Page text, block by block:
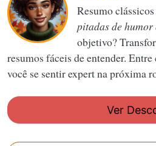
Resumo
pitadas de humor
objetivo?
resumos fáceis de entender.
você se sentir expert na próxima
Ver